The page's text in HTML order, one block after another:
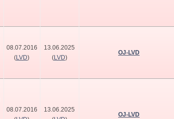
08.07.2016
(LVD)
13.06.2025
(LVD)
OJ-LVD
08.07.2016
13.06.2025
OJ-LVD